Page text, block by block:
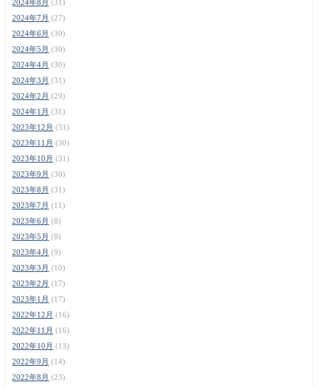
2024年8月 (31)
2024年7月 (27)
2024年6月 (30)
2024年5月 (30)
2024年4月 (30)
2024年3月 (31)
2024年2月 (29)
2024年1月 (31)
2023年12月 (31)
2023年11月 (30)
2023年10月 (31)
2023年9月 (30)
2023年8月 (31)
2023年7月 (11)
2023年6月 (8)
2023年5月 (8)
2023年4月 (9)
2023年3月 (10)
2023年2月 (17)
2023年1月 (17)
2022年12月 (16)
2022年11月 (16)
2022年10月 (13)
2022年9月 (14)
2022年8月 (23)